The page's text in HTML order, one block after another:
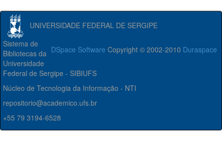
UNIVERSIDADE FEDERAL DE SERGIPE
DSpace Software Copyright © 2002-2010 Duraspace
Sistema de
Bibliotecas da
Universidade
Federal de Sergipe - SIBIUFS
Núcleo de Tecnologia da Informação - NTI
repositorio@academico.ufs.br
+55 79 3194-6528